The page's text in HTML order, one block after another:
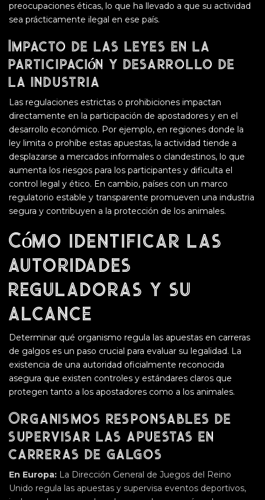
preocupaciones éticas, lo que ha llevado a que su actividad
sea prácticamente ilegal en ese país.
Impacto de las leyes en la
participación y desarrollo de
la industria
Las regulaciones estrictas o prohibiciones impactan
directamente en la participación de apostadores y en el
desarrollo económico. Por ejemplo, en regiones donde la
ley limita o prohíbe estas apuestas, la actividad tiende a
desplazarse a mercados informales o clandestinos, lo que
aumenta los riesgos para los participantes y dificulta el
control legal y ético. En cambio, países con un marco
regulatorio estable y transparente promueven una industria
segura y contribuyen a la protección de los animales.
Cómo identificar las
autoridades
reguladoras y su
alcance
Determinar qué organismo regula las apuestas en carreras
de galgos es un paso crucial para evaluar su legalidad. La
existencia de una autoridad oficialmente reconocida
asegura que existen controles y estándares claros que
protegen tanto a los apostadores como a los animales.
Organismos responsables de
supervisar las apuestas en
carreras de galgos
En Europa: La Dirección General de Juegos del Reino
Unido regula las apuestas y supervisa eventos deportivos,